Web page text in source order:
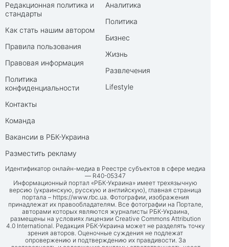
Редакционная политика и
стандарты
Как стать нашим автором
Правила пользования
Правовая информация
Политика
конфиденциальности
Контакты
Команда
Вакансии в РБК-Украина
Разместить рекламу
Аналитика
Политика
Бизнес
Жизнь
Развлечения
Lifestyle
Идентификатор онлайн-медиа в Реестре субъектов в сфере медиа
— R40-05347
Информационный портал «РБК-Украина» имеет трехязычную
версию (украинскую, русскую и английскую), главная страница
портала – https://www.rbc.ua. Фотографии, изображения
принадлежат их правообладателям. Все фотографии на Портале,
авторами которых являются журналисты РБК-Украина,
размещены на условиях лицензии Creative Commons Attribution
4.0 International. Редакция РБК-Украина может не разделять точку
зрения авторов. Оценочные суждения не подлежат
опровержению и подтверждению их правдивости. За